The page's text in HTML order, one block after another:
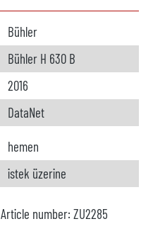
Bühler
Bühler H 630 B
2016
DataNet
hemen
istek üzerine
Article number: ZU2285